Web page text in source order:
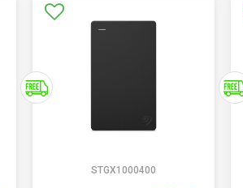
STGX1000400